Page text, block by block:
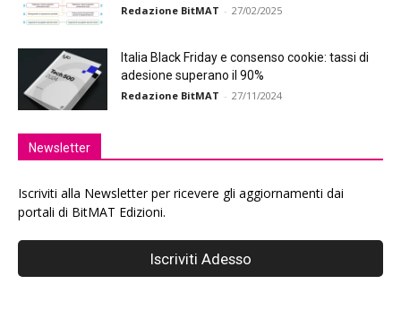
Redazione BitMAT - 27/02/2025
Italia Black Friday e consenso cookie: tassi di
adesione superano il 90%
Redazione BitMAT - 27/11/2024
Newsletter
Iscriviti alla Newsletter per ricevere gli aggiornamenti dai
portali di BitMAT Edizioni.